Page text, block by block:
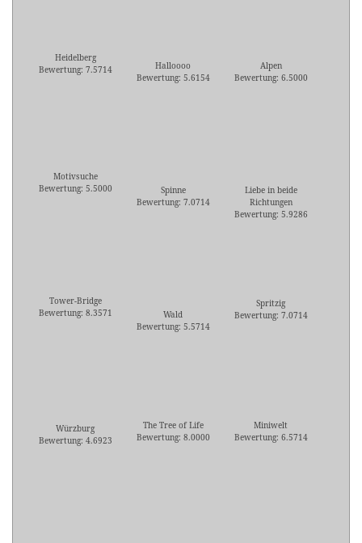
Heidelberg
Bewertung: 7.5714
Halloooo
Bewertung: 5.6154
Alpen
Bewertung: 6.5000
Motivsuche
Bewertung: 5.5000
Spinne
Bewertung: 7.0714
Liebe in beide
Richtungen
Bewertung: 5.9286
Tower-Bridge
Bewertung: 8.3571
Wald
Bewertung: 5.5714
Spritzig
Bewertung: 7.0714
Würzburg
Bewertung: 4.6923
The Tree of Life
Bewertung: 8.0000
Miniwelt
Bewertung: 6.5714